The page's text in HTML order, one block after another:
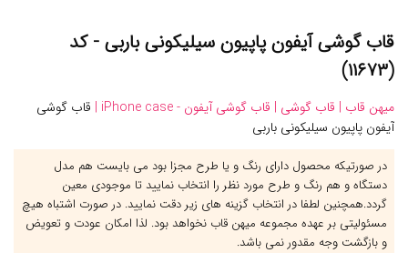
قاب گوشی آیفون پاپیون سیلیکونی باربی - کد
(۱۱۶۷۳)
میهن قاب | قاب گوشی | قاب گوشی آیفون - iPhone case |
قاب گوشی
آیفون پاپیون سیلیکونی باربی
در صورتیکه محصول دارای رنگ و یا طرح مجزا بود می بایست هم مدل
دستگاه و هم رنگ و طرح مورد نظر را انتخاب نمایید تا موجودی معین
گردد.همچنین لطفا در انتخاب گزینه های زیر دقت نمایید. در صورت اشتباه هیچ
مسئولیتی بر عهده مجموعه میهن قاب نخواهد بود. لذا امکان عودت و تعویض
و بازگشت وجه مقدور نمی باشد.